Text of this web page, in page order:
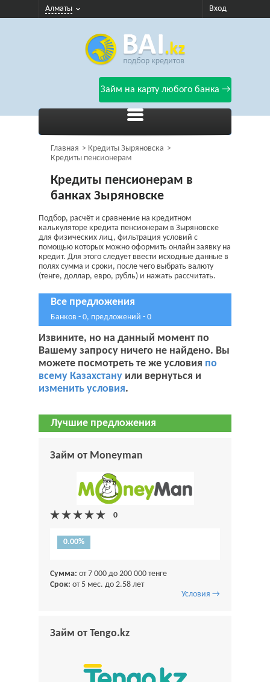
Алматы Вход
Займ на карту любого банка →
Главная
Кредиты Зыряновска
Кредиты пенсионерам
Кредиты пенсионерам в
банках Зыряновске
Подбор, расчёт и сравнение на кредитном
калькуляторе кредита пенсионерам в Зыряновске
для физических лиц, фильтрация условий с
помощью которых можно оформить онлайн заявку на
кредит. Для этого следует ввести исходные данные в
полях сумма и сроки, после чего выбрать валюту
(тенге, доллар, евро, рубль) и нажать рассчитать.
Все предложения
Банков - 0, предложений - 0
Извините, но на данный момент по
Вашему запросу ничего не найдено. Вы
можете посмотреть те же условия по
всему Казахстану или вернуться и
изменить условия.
Лучшие предложения
Займ от Moneyman
0.00%
Сумма: от 7 000 до 200 000 тенге
Срок: от 5 мес. до 2.58 лет
Условия →
Займ от Tengo.kz